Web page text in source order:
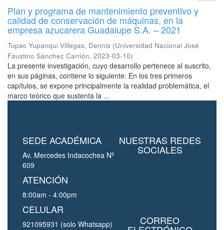
Plan y programa de mantenimiento preventivo y
calidad de conservación de máquinas, en la
empresa azucarera Guadalupe S.A. – 2021
Tupac Yupanqui Villegas, Dennis (Universidad Nacional José
Faustino Sánchez Carrión, 2023-03-10)
La presente investigación, cuyo desarrollo pertenece al suscrito,
en sus páginas, contiene lo siguiente: En los tres primeros
capítulos, se expone principalmente la realidad problemática, el
marco teórico que sustenta la ...
SEDE ACADÉMICA
Av. Mercedes Indacochea Nº
609
ATENCIÓN
8:00am - 4:00pm
CELULAR
921095931 (solo Whatsapp)
NUESTRAS REDES
SOCIALES
CORREO